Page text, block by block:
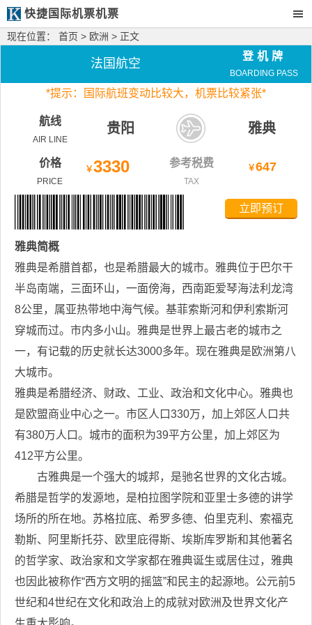
快捷国际机票机票
现在位置： 首页 > 欧洲 > 正文
法国航空
登机牌
BOARDING PASS
*提示：国际航班变动比较大， 机票比较紧张*
航线
AIR LINE
贵阳 雅典
价格
PRICE
￥3330 参考税费
TAX
￥647
立即预订
雅典简概
雅典是希腊首都，也是希腊最大的城市。雅典位于巴尔干
半岛南端，三面环山，一面傍海，西南距爱琴海法利龙湾
8公里，属亚热带地中海气候。基菲索斯河和伊利索斯河
穿城而过。市内多小山。雅典是世界上最古老的城市之
一，有记载的历史就长达3000多年。现在雅典是欧洲第八
大城市。
雅典是希腊经济、财政、工业、政治和文化中心。雅典也
是欧盟商业中心之一。市区人口330万，加上郊区人口共
有380万人口。城市的面积为39平方公里，加上郊区为
412平方公里。
古雅典是一个强大的城邦，是驰名世界的文化古城。
希腊是哲学的发源地，是柏拉图学院和亚里士多德的讲学
场所的所在地。苏格拉底、希罗多德、伯里克利、索福克
勒斯、阿里斯托芬、欧里庇得斯、埃斯库罗斯和其他著名
的哲学家、政治家和文学家都在雅典诞生或居住过，雅典
也因此被称作“西方文明的摇篮”和民主的起源地。公元前5
世纪和4世纪在文化和政治上的成就对欧洲及世界文化产